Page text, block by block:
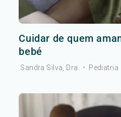
Cuidar de quem
bebé
Sandra Silva, Dra. • Pediatria